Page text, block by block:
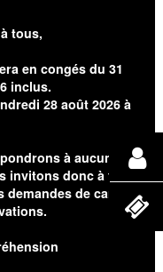
tous,
en congés du 31
inclus.
28 août 2026 à
à aucunes
invitons donc à faire
de cartes